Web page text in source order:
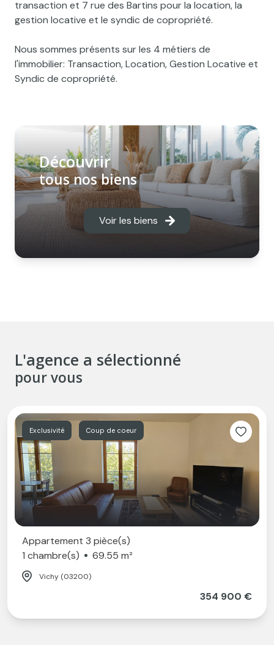
Découvrir
tous nos biens
Voir les biens
transaction et 7 rue des Bartins pour la location, la
gestion locative et le syndic de copropriété.
Nous sommes présents sur les 4 métiers de
l'immobilier: Transaction, Location, Gestion Locative et
Syndic de copropriété.
L'agence a sélectionné
pour vous
Exclusivité Coup de coeur
Appartement 3 pièce(s)
1 chambre(s)
69.55 m²
Vichy (03200)
354 900 €